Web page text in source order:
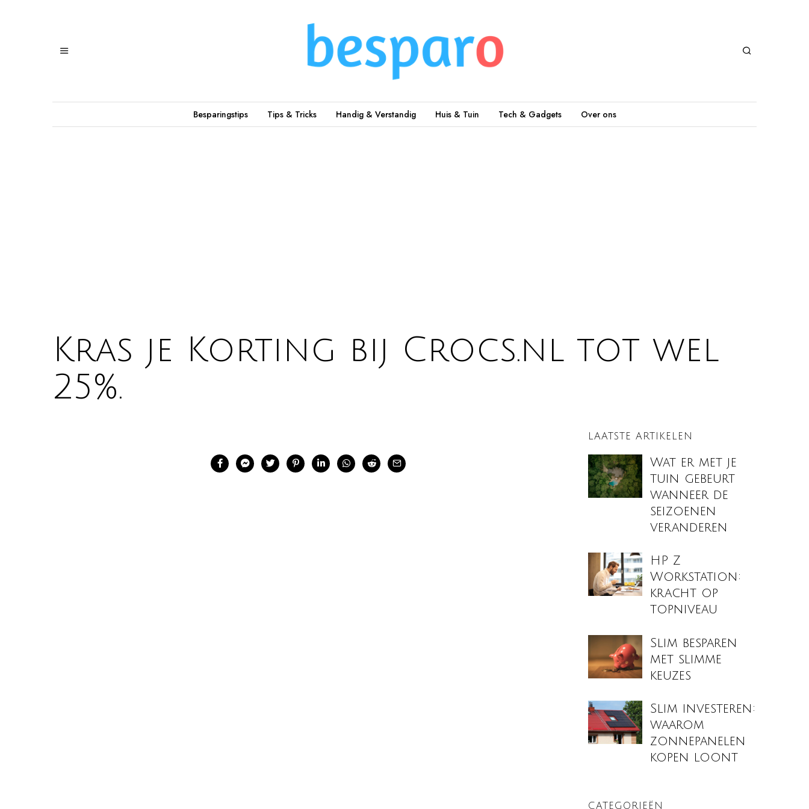
Besparingstips Tips & Tricks Handig & Verstandig Huis & Tuin Tech & Gadgets Over ons
Kras je Korting bij Crocs.nl tot wel
25%.
LAATSTE ARTIKELEN
Wat er met je
tuin gebeurt
wanneer de
seizoenen
veranderen
HP Z
Workstation:
kracht op
topniveau
Slim besparen
met slimme
keuzes
Slim investeren:
waarom
zonnepanelen
kopen loont
CATEGORIEËN